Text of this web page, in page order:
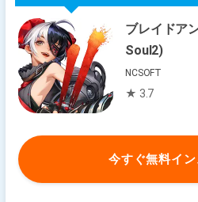
ブレイドア
Soul2)
NCSOFT
★ 3.7
今すぐ無料イ